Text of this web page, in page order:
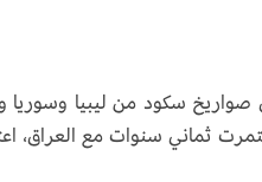
سكود من ليبيا وسوريا
ثماني سنوات مع